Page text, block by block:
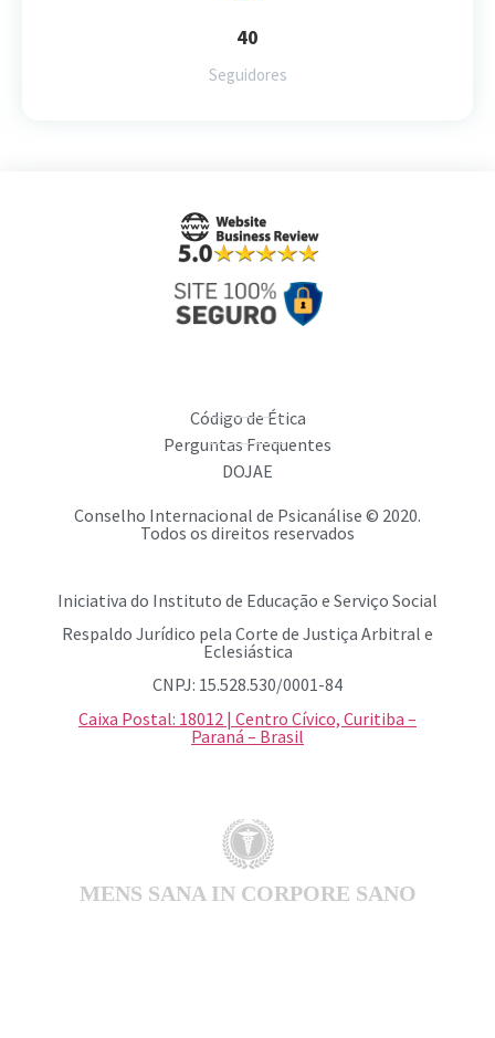
40
Seguidores
Código de Ética
Perguntas Frequentes
DOJAE
Conselho Internacional de Psicanálise © 2020.
Todos os direitos reservados
Iniciativa do Instituto de Educação e Serviço Social
Respaldo Jurídico pela Corte de Justiça Arbitral e
Eclesiástica
CNPJ: 15.528.530/0001-84
Caixa Postal: 18012 | Centro Cívico, Curitiba –
Paraná – Brasil
MENS SANA IN CORPORE SANO